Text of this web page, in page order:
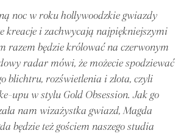
noc w roku hollywoodzkie gwiazdy
kreacje i zachwycają najpiękniejszymi
razem będzie królować na czerwonym
radar mówi, że możecie spodziewać
blichtru, rozświetlenia i złota, czyli
upu w stylu Gold Obsession. Jak go
nam wizażystka gwiazd, Magda
będzie też gościem naszego studia